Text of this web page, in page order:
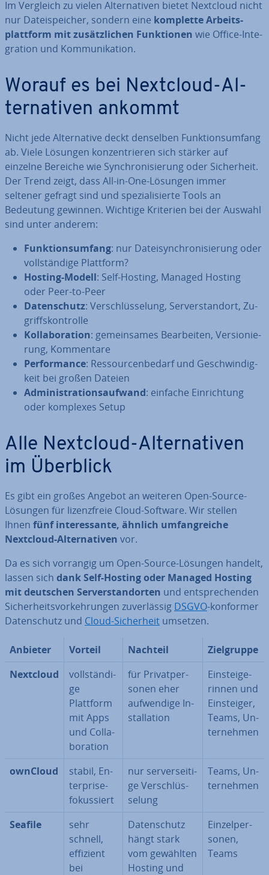
Im Vergleich zu vielen Al­ter­na­ti­ven bietet Nextcloud nicht
nur Da­tei­spei­cher, sondern eine komplette Ar­beits­
platt­form mit zu­sätz­li­chen Funk­tio­nen wie Office-In­te­
gra­ti­on und Kom­mu­ni­ka­ti­on.
Worauf es bei Nextcloud-Al­
ter­na­ti­ven ankommt
Nicht jede Al­ter­na­ti­ve deckt denselben Funk­ti­ons­um­fang
ab. Viele Lösungen kon­zen­trie­ren sich stärker auf
einzelne Bereiche wie Syn­chro­ni­sie­rung oder Si­cher­heit.
Der Trend zeigt, dass All-in-One-Lösungen immer
seltener gefragt sind und spe­zia­li­sier­te Tools an
Bedeutung gewinnen. Wichtige Kriterien bei der Auswahl
sind unter anderem:
Funk­ti­ons­um­fang: nur Da­tei­syn­chro­ni­sie­rung oder
voll­stän­di­ge Plattform?
Hosting-Modell: Self-Hosting, Managed Hosting
oder Peer-to-Peer
Da­ten­schutz: Ver­schlüs­se­lung, Ser­ver­stand­ort, Zu­
griffs­kon­trol­le
Kol­la­bo­ra­ti­on: ge­mein­sa­mes Be­ar­bei­ten, Ver­sio­nie­
rung, Kom­men­ta­re
Per­for­mance: Res­sour­cen­be­darf und Ge­schwin­dig­
keit bei großen Dateien
Ad­mi­nis­tra­ti­ons­auf­wand: einfache Ein­rich­tung
oder komplexes Setup
Alle Nextcloud-Al­ter­na­ti­ven
im Überblick
Es gibt ein großes Angebot an weiteren Open-Source-
Lösungen für li­zenz­freie Cloud-Software. Wir stellen
Ihnen fünf in­ter­es­san­te, ähnlich um­fang­rei­che
Nextcloud-Al­ter­na­ti­ven vor.
Da es sich vorrangig um Open-Source-Lösungen handelt,
lassen sich dank Self-Hosting oder Managed Hosting
mit deutschen Ser­ver­stand­or­ten und ent­spre­chen­den
Si­cher­heits­vor­keh­run­gen zu­ver­läs­sig DSGVO-konformer
Da­ten­schutz und Cloud-Si­cher­heit umsetzen.
Anbieter Vorteil Nachteil
Ziel­grup­pe
Nextcloud
voll­stän­di­
ge
Plattform
mit Apps
und Col­la­
bo­ra­ti­on
für Pri­vat­per­
so­nen eher
auf­wen­di­ge In­
stal­la­ti­on
Ein­stei­ge­
rin­nen und
Ein­stei­ger,
Teams, Un­
ter­neh­men
ownCloud
stabil, En­
ter­pri­se-
fo­kus­siert
nur ser­ver­sei­ti­
ge Ver­schlüs­
se­lung
Teams, Un­
ter­neh­men
Seafile
sehr
schnell,
effizient
bei
Da­ten­schutz
hängt stark
vom gewählten
Hosting und
Ein­zel­per­
so­nen,
Teams